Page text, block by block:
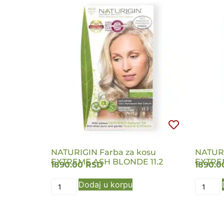
NATURIGIN Farba za kosu
EXTREME ASH BLONDE 11.2
1890.00RSD
Dodaj u korpu